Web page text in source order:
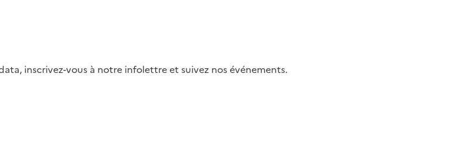
inscrivez-vous à notre infolettre et suivez nos événements.